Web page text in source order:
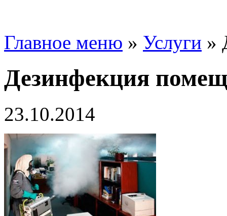
Главное меню » Услуги »
Дезинфекция
23.10.2014